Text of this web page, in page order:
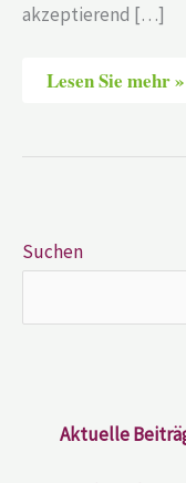
akzeptierend […]
Lesen Sie mehr »
Suchen
Aktuelle